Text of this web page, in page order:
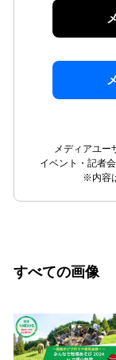
メディアユー
イベント・記者
※内容
すべての画像